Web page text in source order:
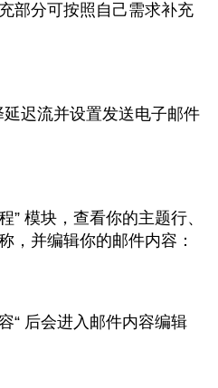
部分可按照自己需求补充
迟流并设置发送电子邮件
” 模块，查看你的主题行、
，并编辑你的邮件内容：
“ 后会进入邮件内容编辑